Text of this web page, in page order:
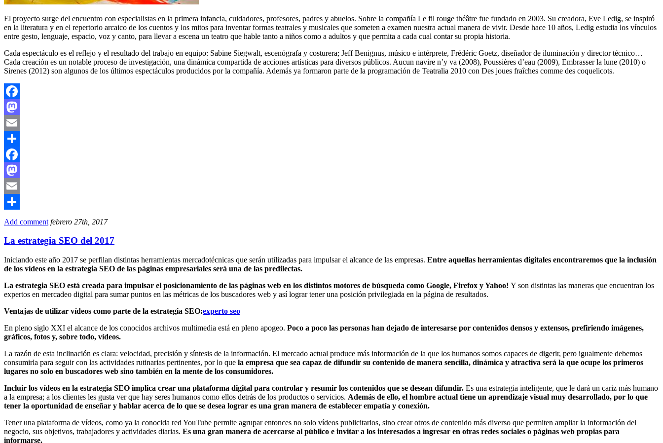
El proyecto surge del encuentro con especialistas en la primera infancia, cuidadores, profesores, padres y abuelos. Sobre la compañía Le fil rouge théâtre fue fundado en 2003. Su creadora, Eve Ledig, se inspiró
en la literatura y en el repertorio arcaico de los cuentos y los mitos para inventar formas teatrales y musicales que someten a examen nuestra actual manera de vivir. Desde hace 10 años, Ledig estudia los vínculos
entre gesto, lenguaje, espacio, voz y canto, para llevar a escena un teatro que hable tanto a niños como a adultos y que permita a cada cual contar su propia historia.
Cada espectáculo es el reflejo y el resultado del trabajo en equipo: Sabine Siegwalt, escenógrafa y costurera; Jeff Benignus, músico e intérprete, Frédéric Goetz, diseñador de iluminación y director técnico…
Cada creación es un notable proceso de investigación, una dinámica compartida de acciones artísticas para diversos públicos. Aucun navire n’y va (2008), Poussières d’eau (2009), Embrasser la lune (2010) o
Sirenes (2012) son algunos de los últimos espectáculos producidos por la compañía. Además ya formaron parte de la programación de Teatralia 2010 con Des joues fraîches comme des coquelicots.
Facebook
Mastodon
Email
Compartir
Facebook
Mastodon
Email
Compartir
Add comment febrero 27th, 2017
La estrategia SEO del 2017
Iniciando este año 2017 se perfilan distintas herramientas mercadotécnicas que serán utilizadas para impulsar el alcance de las empresas. Entre aquellas herramientas digitales encontraremos que la inclusión
de los vídeos en la estrategia SEO de las páginas empresariales será una de las predilectas.
La estrategia SEO está creada para impulsar el posicionamiento de las páginas web en los distintos motores de búsqueda como Google, Firefox y Yahoo! Y son distintas las maneras que encuentran los
expertos en mercadeo digital para sumar puntos en las métricas de los buscadores web y así lograr tener una posición privilegiada en la página de resultados.
Ventajas de utilizar vídeos como parte de la estrategia SEO:experto seo
En pleno siglo XXI el alcance de los conocidos archivos multimedia está en pleno apogeo. Poco a poco las personas han dejado de interesarse por contenidos densos y extensos, prefiriendo imágenes,
gráficos, fotos y, sobre todo, vídeos.
La razón de esta inclinación es clara: velocidad, precisión y síntesis de la información. El mercado actual produce más información de la que los humanos somos capaces de digerir, pero igualmente debemos
consumirla para seguir con las actividades rutinarias pertinentes, por lo que la empresa que sea capaz de difundir su contenido de manera sencilla, dinámica y atractiva será la que ocupe los primeros
lugares no solo en buscadores web sino también en la mente de los consumidores.
Incluir los vídeos en la estrategia SEO implica crear una plataforma digital para controlar y resumir los contenidos que se desean difundir. Es una estrategia inteligente, que le dará un cariz más humano
a la empresa; a los clientes les gusta ver que hay seres humanos como ellos detrás de los productos o servicios. Además de ello, el hombre actual tiene un aprendizaje visual muy desarrollado, por lo que
tener la oportunidad de enseñar y hablar acerca de lo que se desea lograr es una gran manera de establecer empatía y conexión.
Tener una plataforma de vídeos, como ya la conocida red YouTube permite agrupar entonces no solo vídeos publicitarios, sino crear otros de contenido más diverso que permiten ampliar la información del
negocio, sus objetivos, trabajadores y actividades diarias. Es una gran manera de acercarse al público e invitar a los interesados a ingresar en otras redes sociales o páginas web propias para
informarse.